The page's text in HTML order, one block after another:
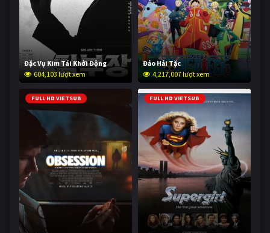
Đặc Vụ Kim Tái Khởi Động
604,103 lượt xem
Đảo Hải Tặc
4,217,007 lượt xem
FULL HD VIETSUB FULL HD VIETSUB